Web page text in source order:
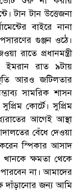
টান টান উত্তেজনা
বাইরে নানা
গুঞ্জন ওঠে।
রাতে প্রধানমন্ত্রী
ইমরান রাত ৯টায়
আরও জটিলতার
সামরিক শাসন
কোর্টে। সুপ্রিম
আগেই আস্থা
বেঁধে দেওয়া
স্পিকার আসাদ
খানকে ক্ষমতা থেকে
পারবেন না। আমাদের
দাঁড়ানোর জন্য আমি